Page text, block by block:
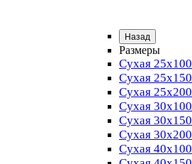
Назад
Размеры
Сухая 25х100
Сухая 25х150
Сухая 25х200
Сухая 30х100
Сухая 30х150
Сухая 30х200
Сухая 40х100